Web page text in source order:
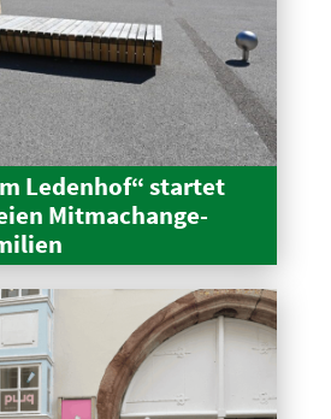
Ledenhof“ startet
Mitma­ch­an­ge­